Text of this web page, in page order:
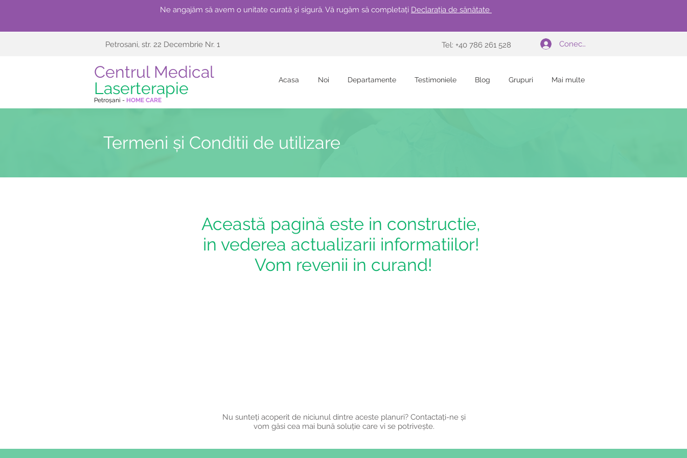
Ne angajăm să avem o unitate curată și sigură. Vă rugăm să completați Declarația de sănătate
Petrosani, str. 22 Decembrie Nr. 1 Tel: +40 786 261 528 Conectează-te
Centrul Medical
Laserterapie
Petroșani - HOME CARE
Acasa Noi Departamente Testimoniele Blog Grupuri Mai multe
Termeni și Conditii de utilizare
Această pagină este in constructie,
in vederea actualizarii informatiilor!
Vom revenii in curand!
Nu sunteți acoperit de niciunul dintre aceste planuri? Contactați-ne și
vom găsi cea mai bună soluție care vi se potrivește.